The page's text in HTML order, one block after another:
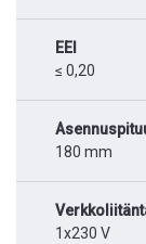
EEI
≤ 0,20
180 mm
1x230 V